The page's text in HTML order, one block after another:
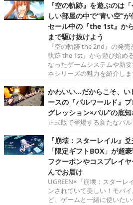
『空の軌跡』を遊ぶのは
しい部屋の中で“青い空”
セール中の『the 1st』か
まで駆け抜けよう
『空の軌跡 the 2nd』の発
軌跡 the 1st』から遊び始め
なったゲームシステムや新
本シリーズの魅力を紹介しま
かわいい…だからこそ、い
ースの『パルワールド』
グレッション×パル”の底
正式版で登場する新たなパ
『崩壊：スターレイル』
「限定ギフトBOX」が超
フクーポンやコスプレイ
んでお届け
UGREEN×『崩壊：スターレ
ンされていて美しい！モバ
ど、ゲームと一緒に使いた